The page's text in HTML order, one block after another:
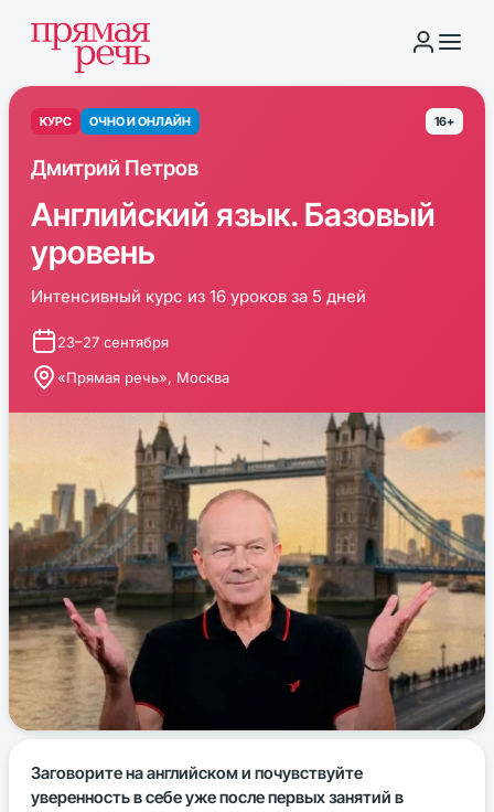
КУРС ОЧНО И ОНЛАЙН 16+
Дмитрий Петров
Английский язык. Базовый
уровень
Интенсивный курс из 16 уроков за 5 дней
23–27 сентября
«Прямая речь», Москва
Заговорите на английском и почувствуйте
уверенность в себе уже после первых занятий в